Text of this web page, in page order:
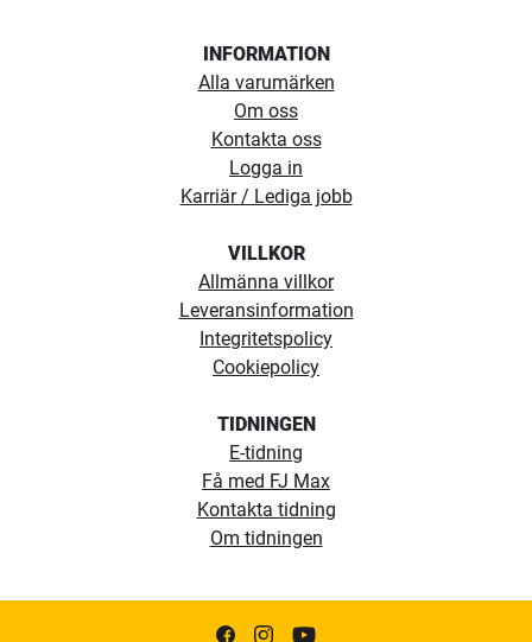
INFORMATION
Alla varumärken
Om oss
Kontakta oss
Logga in
Karriär / Lediga jobb
VILLKOR
Allmänna villkor
Leveransinformation
Integritetspolicy
Cookiepolicy
TIDNINGEN
E-tidning
Få med FJ Max
Kontakta tidning
Om tidningen